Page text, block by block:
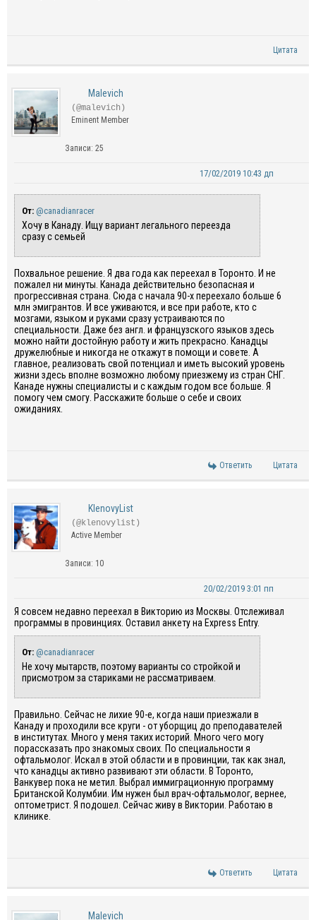
Цитата
Malevich
(@malevich)
Eminent Member
Записи: 25
17/02/2019 10:43 дп
От: @canadianracer
Хочу в Канаду. Ищу вариант легального переезда
сразу с семьей
Похвальное решение. Я два года как переехал в Торонто. И не
пожалел ни минуты. Канада действительно безопасная и
прогрессивная страна. Сюда с начала 90-х переехало больше 6
млн эмигрантов. И все уживаются, и все при работе, кто с
мозгами, языком и руками сразу устраиваются по
специальности. Даже без англ. и французского языков здесь
можно найти достойную работу и жить прекрасно. Канадцы
дружелюбные и никогда не откажут в помощи и совете. А
главное, реализовать свой потенциал и иметь высокий уровень
жизни здесь вполне возможно любому приезжему из стран СНГ.
Канаде нужны специалисты и с каждым годом все больше. Я
помогу чем смогу. Расскажите больше о себе и своих
ожиданиях.
Ответить Цитата
KlenovyList
(@klenovylist)
Active Member
Записи: 10
20/02/2019 3:01 пп
Я совсем недавно переехал в Викторию из Москвы. Отслеживал
программы в провинциях. Оставил анкету на Express Entry.
От: @canadianracer
Не хочу мытарств, поэтому варианты со стройкой и
присмотром за стариками не рассматриваем.
Правильно. Сейчас не лихие 90-е, когда наши приезжали в
Канаду и проходили все круги - от уборщиц до преподавателей
в институтах. Много у меня таких историй. Много чего могу
порассказать про знакомых своих. По специальности я
офтальмолог. Искал в этой области и в провинции, так как знал,
что канадцы активно развивают эти области. В Торонто,
Ванкувер пока не метил. Выбрал иммиграционную программу
Британской Колумбии. Им нужен был врач-офтальмолог, вернее,
оптометрист. Я подошел. Сейчас живу в Виктории. Работаю в
клинике.
Ответить Цитата
Malevich